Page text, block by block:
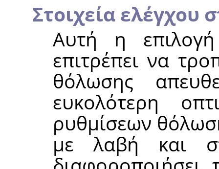
Στοιχεία ελέγχου
Αυτή η
επιτρέπει να
θόλωσης
ευκολότερη
ρυθμίσεων
με λαβή και